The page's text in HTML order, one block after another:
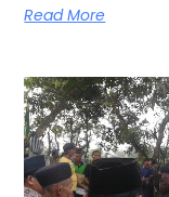
Read More